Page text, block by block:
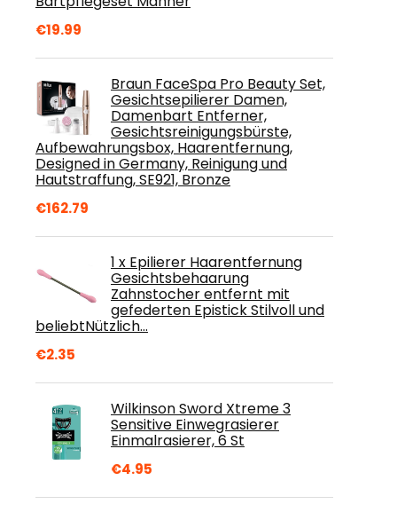
€19.99
Braun FaceSpa Pro Beauty Set,
Gesichtsepilierer Damen,
Damenbart Entferner,
Gesichtsreinigungsbürste,
Aufbewahrungsbox, Haarentfernung,
Designed in Germany, Reinigung und
Hautstraffung, SE921, Bronze
€162.79
1 x Epilierer Haarentfernung
Gesichtsbehaarung
Zahnstocher entfernt mit
gefederten Epistick Stilvoll und
beliebtNützlich…
€2.35
Wilkinson Sword Xtreme 3
Sensitive Einwegrasierer
Einmalrasierer, 6 St
€4.95